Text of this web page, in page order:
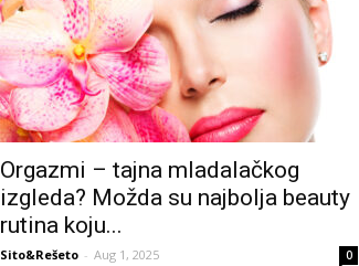
Orgazmi – tajna mladalačkog
izgleda? Možda su najbolja beauty
rutina koju...
Sito&Rešeto - Aug 1, 2025 0